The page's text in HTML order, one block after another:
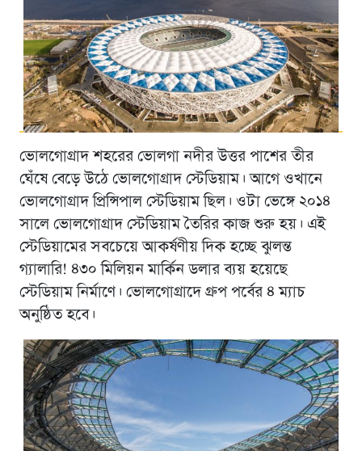
ভোলগোগ্রাদ শহরের ভোলগা নদীর উত্তর পাশের তীর
ঘেঁষে বেড়ে উঠে ভোলগোগ্রাদ স্টেডিয়াম। আগে ওখানে
ভোলগোগ্রাদ প্রিন্সিপাল স্টেডিয়াম ছিল। ওটা ভেঙ্গে ২০১৪
সালে ভোলগোগ্রাদ স্টেডিয়াম তৈরির কাজ শুরু হয়। এই
স্টেডিয়ামের সবচেয়ে আকর্ষণীয় দিক হচ্ছে ঝুলন্ত
গ্যালারি! ৪৩০ মিলিয়ন মার্কিন ডলার ব্যয় হয়েছে
স্টেডিয়াম নির্মাণে। ভোলগোগ্রাদে গ্রুপ পর্বের ৪ ম্যাচ
অনুষ্ঠিত হবে।